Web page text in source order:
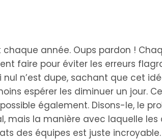
chaque année. Oups pardon !
faire pour éviter les erreurs
n’est dupe, sachant que cet
espérer les diminuer un jour.
également. Disons-le, le
mais la manière avec laquelle les
des équipes est juste incroyable.